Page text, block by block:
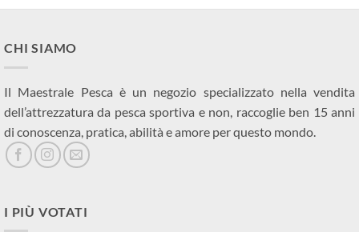
CHI SIAMO
Il Maestrale Pesca è un negozio specializzato nella vendita
dell’attrezzatura da pesca sportiva e non, raccoglie ben 15 anni
di conoscenza, pratica, abilità e amore per questo mondo.
I PIÙ VOTATI